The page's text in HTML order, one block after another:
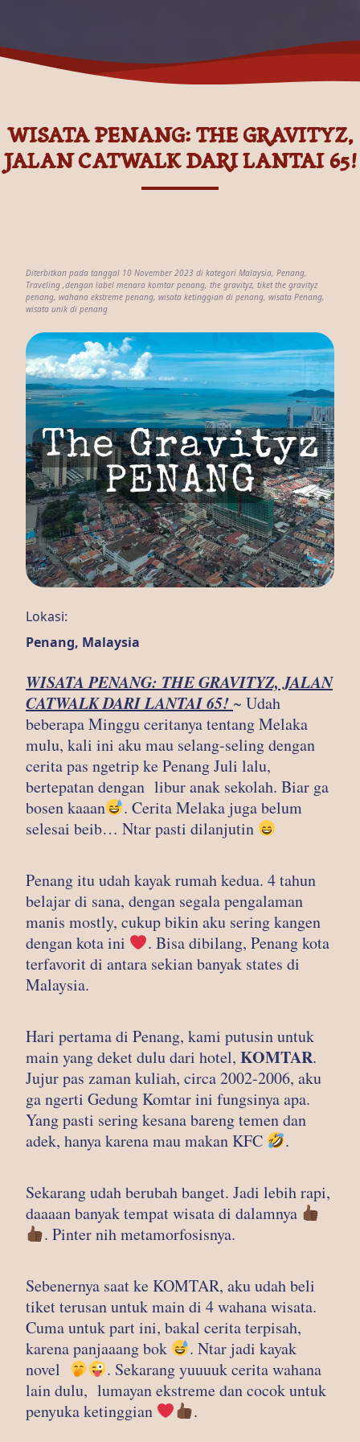
WISATA PENANG: THE GRAVITYZ,
JALAN CATWALK DARI LANTAI 65!
Diterbitkan pada tanggal 10 November 2023 di kategori Malaysia, Penang,
Traveling ,dengan label menara komtar penang, the gravityz, tiket the gravityz
penang, wahana ekstreme penang, wisata ketinggian di penang, wisata Penang,
wisata unik di penang
Lokasi:
Penang, Malaysia
WISATA PENANG: THE GRAVITYZ, JALAN
CATWALK DARI LANTAI 65! ~ Udah
beberapa Minggu ceritanya tentang Melaka
mulu, kali ini aku mau selang-seling dengan
cerita pas ngetrip ke Penang Juli lalu,
bertepatan dengan libur anak sekolah. Biar ga
bosen kaaan
. Cerita Melaka juga belum
selesai beib… Ntar pasti dilanjutin
Penang itu udah kayak rumah kedua. 4 tahun
belajar di sana, dengan segala pengalaman
manis mostly, cukup bikin aku sering kangen
dengan kota ini
. Bisa dibilang, Penang kota
terfavorit di antara sekian banyak states di
Malaysia.
Hari pertama di Penang, kami putusin untuk
main yang deket dulu dari hotel, KOMTAR.
Jujur pas zaman kuliah, circa 2002-2006, aku
ga ngerti Gedung Komtar ini fungsinya apa.
Yang pasti sering kesana bareng temen dan
adek, hanya karena mau makan KFC
.
Sekarang udah berubah banget. Jadi lebih rapi,
daaaan banyak tempat wisata di dalamnya
. Pinter nih metamorfosisnya.
Sebenernya saat ke KOMTAR, aku udah beli
tiket terusan untuk main di 4 wahana wisata.
Cuma untuk part ini, bakal cerita terpisah,
karena panjaaang bok
. Ntar jadi kayak
novel
. Sekarang yuuuuk cerita wahana
lain dulu, lumayan ekstreme dan cocok untuk
penyuka ketinggian
.